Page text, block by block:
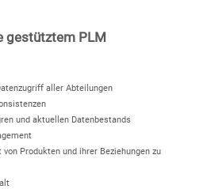
gestütztem PLM
aller Abteilungen
und aktuellen Datenbestands
Produkten und ihrer Beziehungen zu